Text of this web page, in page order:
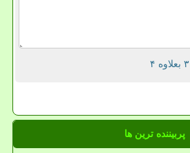
پربیننده ترین ها